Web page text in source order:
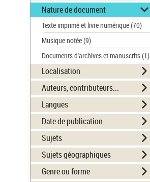
Nature de document
Texte imprimé et livre numérique(70)
Musique notée(9)
Documents d'archives et manuscrits(1)
Localisation
Auteurs, contributeurs...
Langues
Date de publication
Sujets
Sujets géographiques
Genre ou forme